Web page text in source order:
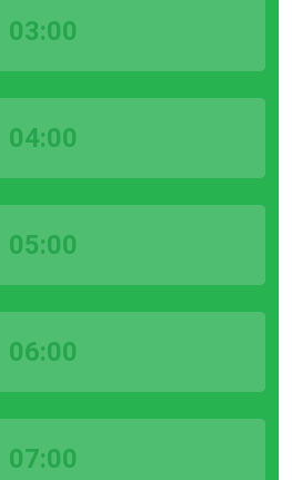
03:00
04:00
05:00
06:00
07:00